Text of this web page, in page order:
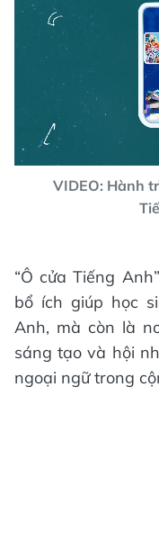
VIDEO: Hành
“Ô cửa Tiếng
bổ ích giúp học
Anh, mà còn là
sáng tạo và hội
ngoại ngữ trong